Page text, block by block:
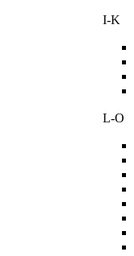
I-K
L-O